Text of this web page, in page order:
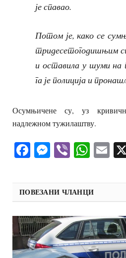
је спавао.
Потом је, како се
тридесетогодишњим
и оставила у шуми на
га је полиција и
Осумњичене су, уз
надлежном тужилаштву.
Facebook
Messenger
Viber
ПОВЕЗАНИ ЧЛАНЦИ